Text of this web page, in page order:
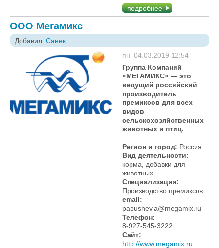
подробнее
ООО Мегамикс
Добавил: Санек
пн, 04.03.2019 12:54
Группа Компаний
«МЕГАМИКС» — это
ведущий российский
производитель
премиксов для всех
видов
сельскохозяйственных
животных и птиц.
Регион и город: Россия
Вид деятельности:
корма, добавки для
животных
Специализация:
Производство премиксов
email:
papushev.a@megamix.ru
Телефон:
8-927-545-3222
Сайт:
http://www.megamix.ru